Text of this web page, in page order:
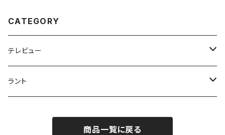
CATEGORY
テレビュー
アイピース
ラント
商品一覧に戻る